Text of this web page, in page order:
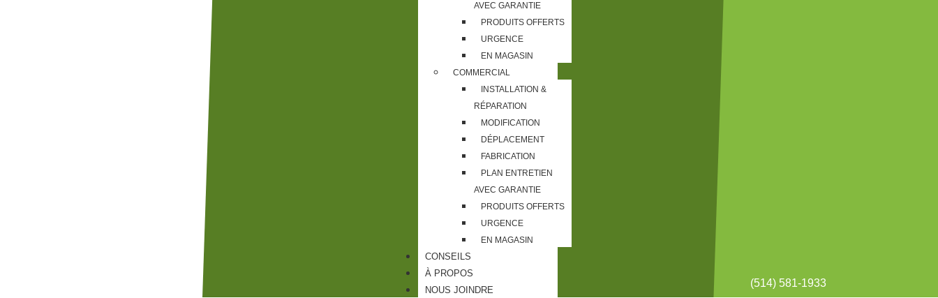
AVEC GARANTIE
PRODUITS OFFERTS
URGENCE
EN MAGASIN
COMMERCIAL
INSTALLATION &
RÉPARATION
MODIFICATION
DÉPLACEMENT
FABRICATION
PLAN ENTRETIEN
AVEC GARANTIE
PRODUITS OFFERTS
URGENCE
EN MAGASIN
CONSEILS
À PROPOS
NOUS JOINDRE
(514) 581-1933